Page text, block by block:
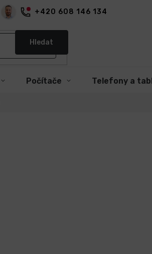
+420 608 146 134
Hledat
Počítače Telefony a